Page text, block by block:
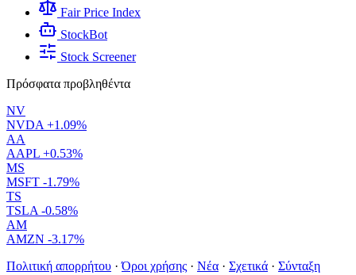
Fair Price Index
StockBot
Stock Screener
Πρόσφατα προβληθέντα
NV
NVDA +1.09%
AA
AAPL +0.53%
MS
MSFT -1.79%
TS
TSLA -0.58%
AM
AMZN -3.17%
Πολιτική απορρήτου · Όροι χρήσης · Νέα · Σχετικά · Σύνταξη